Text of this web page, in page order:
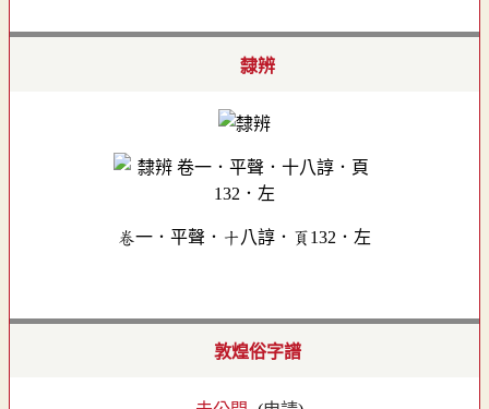
隸辨
卷一．平聲．十八諄．頁132．左
敦煌俗字譜